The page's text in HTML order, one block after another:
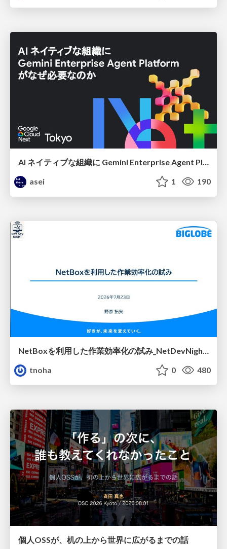
AI ネイティブな組織に Gemini Enterprise Agent Platform がなぜ必要なのか
asei
1 190
NetBoxを利用した作業効率化の試み_NetDevNight4
tnoha
0 480
個人OSSが、机の上から世界に広がるまでの話